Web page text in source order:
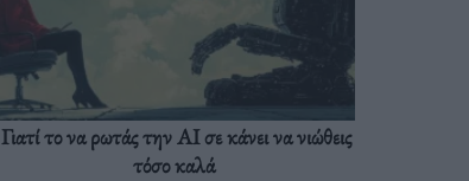
Γιατί το να ρωτάς την AI σε κάνει να νιώθεις
τόσο καλά